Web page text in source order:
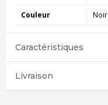
Couleur Noir
Caractéristiques
Livraison